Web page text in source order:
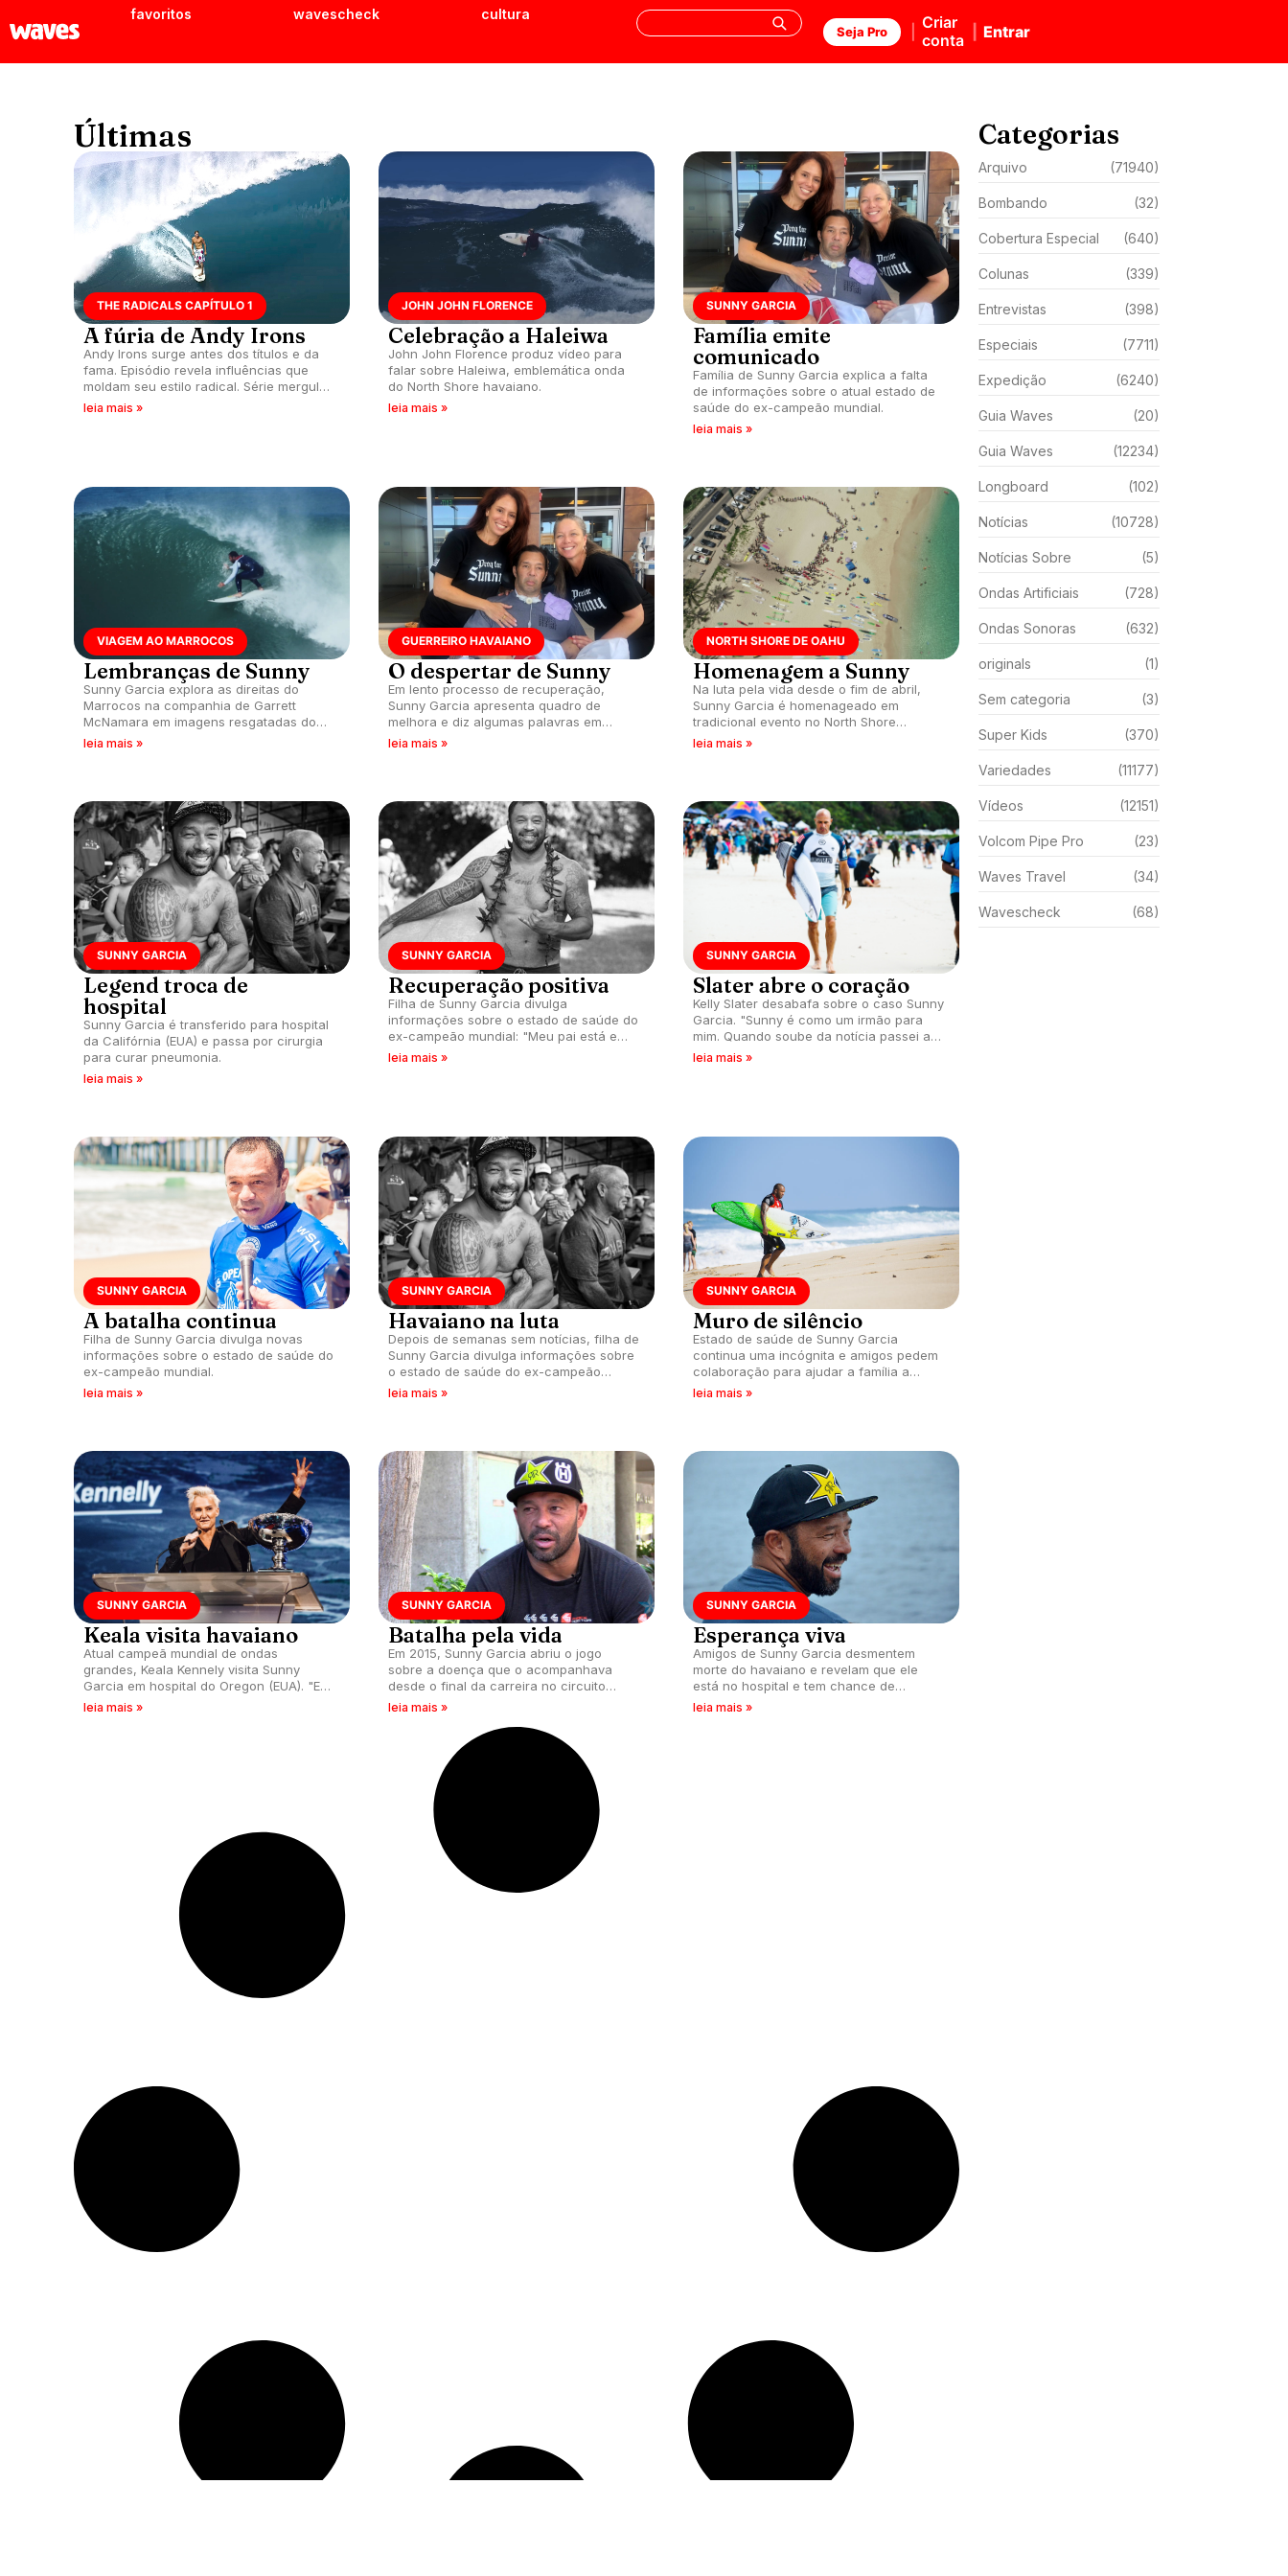
favoritos wavescheck cultura
Seja Pro
Criar
conta
Entrar
Últimas
THE RADICALS CAPÍTULO 1
A fúria de Andy Irons
Andy Irons surge antes dos títulos e da
fama. Episódio revela influências que
moldam seu estilo radical. Série mergulha
na trajetória do ícone selvagem do surfe.
leia mais »
JOHN JOHN FLORENCE
Celebração a Haleiwa
John John Florence produz vídeo para
falar sobre Haleiwa, emblemática onda
do North Shore havaiano.
leia mais »
SUNNY GARCIA
Família emite
comunicado
Família de Sunny Garcia explica a falta
de informações sobre o atual estado de
saúde do ex-campeão mundial.
leia mais »
VIAGEM AO MARROCOS
Lembranças de Sunny
Sunny Garcia explora as direitas do
Marrocos na companhia de Garrett
McNamara em imagens resgatadas do
final de 2018.
leia mais »
GUERREIRO HAVAIANO
O despertar de Sunny
Em lento processo de recuperação,
Sunny Garcia apresenta quadro de
melhora e diz algumas palavras em
hospital da Califórnia (EUA), de acordo
leia mais »
NORTH SHORE DE OAHU
Homenagem a Sunny
Na luta pela vida desde o fim de abril,
Sunny Garcia é homenageado em
tradicional evento no North Shore
havaiano.
leia mais »
SUNNY GARCIA
Legend troca de
hospital
Sunny Garcia é transferido para hospital
da Califórnia (EUA) e passa por cirurgia
para curar pneumonia.
leia mais »
SUNNY GARCIA
Recuperação positiva
Filha de Sunny Garcia divulga
informações sobre o estado de saúde do
ex-campeão mundial: "Meu pai está em
uma maratona, não em uma prova de
leia mais »
SUNNY GARCIA
Slater abre o coração
Kelly Slater desabafa sobre o caso Sunny
Garcia. "Sunny é como um irmão para
mim. Quando soube da notícia passei a
noite chorando no chão, completamente
leia mais »
SUNNY GARCIA
A batalha continua
Filha de Sunny Garcia divulga novas
informações sobre o estado de saúde do
ex-campeão mundial.
leia mais »
SUNNY GARCIA
Havaiano na luta
Depois de semanas sem notícias, filha de
Sunny Garcia divulga informações sobre
o estado de saúde do ex-campeão
mundial.
leia mais »
SUNNY GARCIA
Muro de silêncio
Estado de saúde de Sunny Garcia
continua uma incógnita e amigos pedem
colaboração para ajudar a família a
custear as despesas do hospital.
leia mais »
SUNNY GARCIA
Keala visita havaiano
Atual campeã mundial de ondas
grandes, Keala Kennely visita Sunny
Garcia em hospital do Oregon (EUA). "Ele
vai superar essa, creio com todo meu
leia mais »
SUNNY GARCIA
Batalha pela vida
Em 2015, Sunny Garcia abriu o jogo
sobre a doença que o acompanhava
desde o final da carreira no circuito
mundial.
leia mais »
SUNNY GARCIA
Esperança viva
Amigos de Sunny Garcia desmentem
morte do havaiano e revelam que ele
está no hospital e tem chance de
sobreviver.
leia mais »
Categorias
Arquivo (71940)
Bombando (32)
Cobertura Especial (640)
Colunas (339)
Entrevistas (398)
Especiais (7711)
Expedição (6240)
Guia Waves (20)
Guia Waves (12234)
Longboard (102)
Notícias (10728)
Notícias Sobre (5)
Ondas Artificiais (728)
Ondas Sonoras (632)
originals (1)
Sem categoria (3)
Super Kids (370)
Variedades (11177)
Vídeos (12151)
Volcom Pipe Pro (23)
Waves Travel (34)
Wavescheck (68)